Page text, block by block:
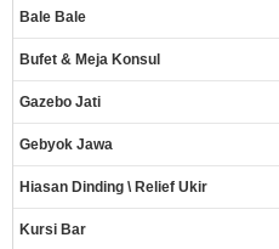
Bale Bale
Bufet & Meja Konsul
Gazebo Jati
Gebyok Jawa
Hiasan Dinding \ Relief Ukir
Kursi Bar